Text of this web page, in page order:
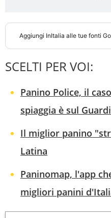
Aggiungi InItalia alle tue fonti
SCELTI PER VOI:
Panino Police, il
spiaggia è sul
Il miglior panino
Latina
Paninomap, l'app
migliori panini